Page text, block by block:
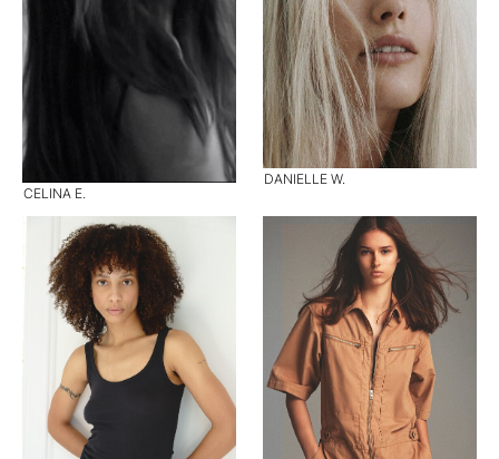
CELINA E.
DANIELLE W.